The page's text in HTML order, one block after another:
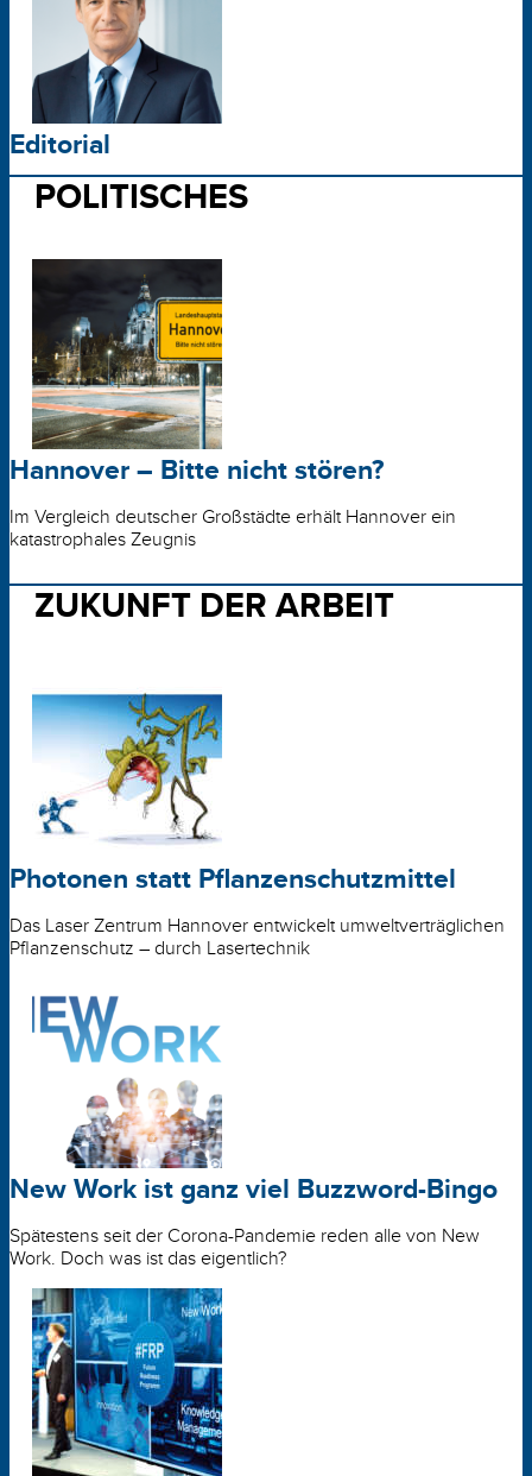
Editorial
POLITISCHES
Hannover – Bitte nicht stören?
Im Vergleich deutscher Großstädte erhält Hannover ein
katastrophales Zeugnis
ZUKUNFT DER ARBEIT
Photonen statt Pflanzenschutzmittel
Das Laser Zentrum Hannover entwickelt umwelt­verträglichen
Pflanzenschutz – durch Lasertechnik
New Work ist ganz viel Buzzword-Bingo
Spätestens seit der Corona-Pandemie reden alle von New
Work. Doch was ist das eigentlich?